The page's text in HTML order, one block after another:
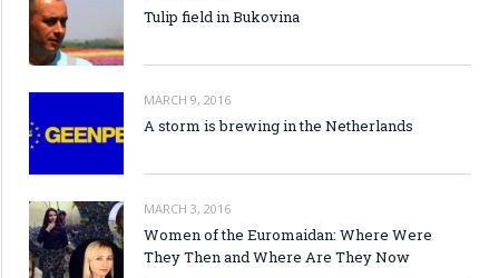
Tulip field in Bukovina
MARCH 9, 2016
A storm is brewing in the Netherlands
MARCH 3, 2016
Women of the Euromaidan: Where Were
They Then and Where Are They Now